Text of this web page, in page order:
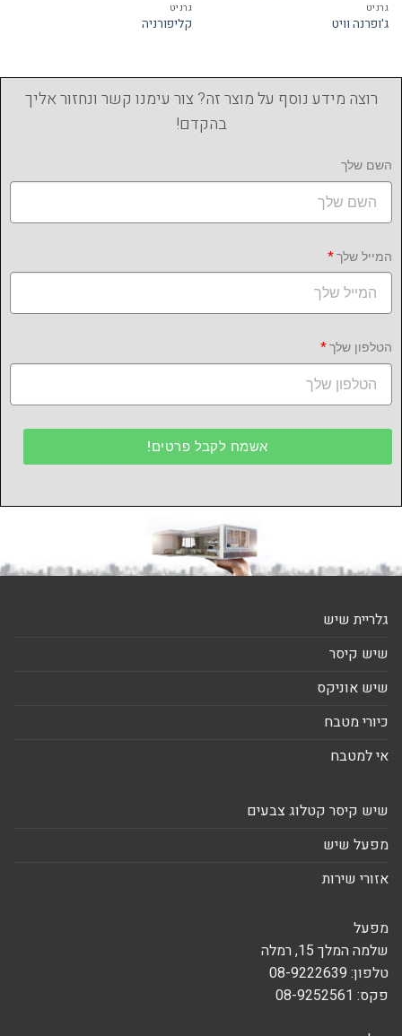
גרניט
ג'ופרנה וויט
גרניט
קליפורניה
רוצה מידע נוסף על מוצר זה? צור עימנו קשר ונחזור אליך
בהקדם!
השם שלך
המייל שלך
הטלפון שלך
אשמח לקבל פרטים!
גלריית שיש
שיש קיסר
שיש אוניקס
כיורי מטבח
אי למטבח
שיש קיסר קטלוג צבעים
מפעל שיש
אזורי שירות
מפעל
שלמה המלך 15, רמלה
טלפון: 08-9222639
פקס: 08-9252561